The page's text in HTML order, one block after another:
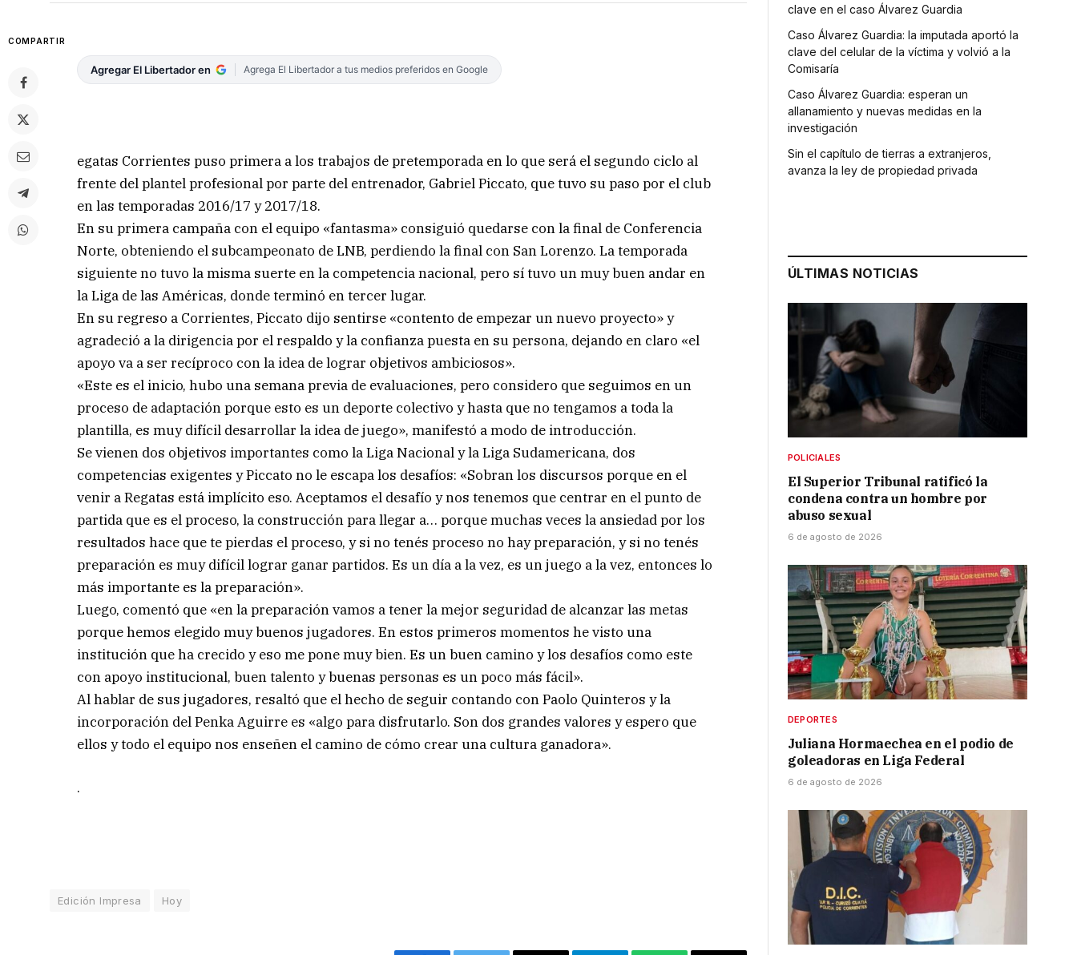
COMPARTIR
Agregar El Libertador en Agrega El Libertador a tus medios preferidos en Google
egatas Corrientes puso primera a los trabajos de pretemporada en lo que será el segundo ciclo al
frente del plantel profesional por parte del entrenador, Gabriel Piccato, que tuvo su paso por el club
en las temporadas 2016/17 y 2017/18.
En su primera campaña con el equipo «fantasma» consiguió quedarse con la final de Conferencia
Norte, obteniendo el subcampeonato de LNB, perdiendo la final con San Lorenzo. La temporada
siguiente no tuvo la misma suerte en la competencia nacional, pero sí tuvo un muy buen andar en
la Liga de las Américas, donde terminó en tercer lugar.
En su regreso a Corrientes, Piccato dijo sentirse «contento de empezar un nuevo proyecto» y
agradeció a la dirigencia por el respaldo y la confianza puesta en su persona, dejando en claro «el
apoyo va a ser recíproco con la idea de lograr objetivos ambiciosos».
«Este es el inicio, hubo una semana previa de evaluaciones, pero considero que seguimos en un
proceso de adaptación porque esto es un deporte colectivo y hasta que no tengamos a toda la
plantilla, es muy difícil desarrollar la idea de juego», manifestó a modo de introducción.
Se vienen dos objetivos importantes como la Liga Nacional y la Liga Sudamericana, dos
competencias exigentes y Piccato no le escapa los desafíos: «Sobran los discursos porque en el
venir a Regatas está implícito eso. Aceptamos el desafío y nos tenemos que centrar en el punto de
partida que es el proceso, la construcción para llegar a… porque muchas veces la ansiedad por los
resultados hace que te pierdas el proceso, y si no tenés proceso no hay preparación, y si no tenés
preparación es muy difícil lograr ganar partidos. Es un día a la vez, es un juego a la vez, entonces lo
más importante es la preparación».
Luego, comentó que «en la preparación vamos a tener la mejor seguridad de alcanzar las metas
porque hemos elegido muy buenos jugadores. En estos primeros momentos he visto una
institución que ha crecido y eso me pone muy bien. Es un buen camino y los desafíos como este
con apoyo institucional, buen talento y buenas personas es un poco más fácil».
Al hablar de sus jugadores, resaltó que el hecho de seguir contando con Paolo Quinteros y la
incorporación del Penka Aguirre es «algo para disfrutarlo. Son dos grandes valores y espero que
ellos y todo el equipo nos enseñen el camino de cómo crear una cultura ganadora».
.
Edición Impresa Hoy
clave en el caso Álvarez Guardia
Caso Álvarez Guardia: la imputada aportó la
clave del celular de la víctima y volvió a la
Comisaría
Caso Álvarez Guardia: esperan un
allanamiento y nuevas medidas en la
investigación
Sin el capítulo de tierras a extranjeros,
avanza la ley de propiedad privada
ÚLTIMAS NOTICIAS
POLICIALES
El Superior Tribunal ratificó la
condena contra un hombre por
abuso sexual
6 de agosto de 2026
DEPORTES
Juliana Hormaechea en el podio de
goleadoras en Liga Federal
6 de agosto de 2026